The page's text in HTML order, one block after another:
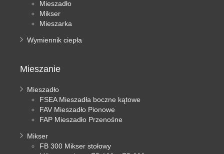
Mieszadło
Mikser
Mieszarka
Wymiennik ciepła
Mieszanie
Mieszadło
FSEA Mieszadła boczne kątowe
FAV Mieszadło Pionowe
FAP Mieszadło Przenośne
Mikser
FB 300 Mikser stołowy